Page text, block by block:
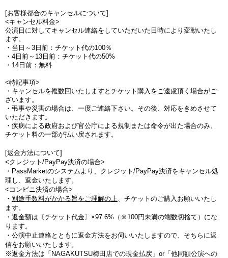
[お客様都合のキャンセルについて]
<キャンセル料金>
公演日に対してキャンセル連絡をしていただいた日時により変動いたし
ます。
・当日～3日前：チケット代の100％
・4日前～13日前：チケット代の50%
・14日前：無料
<特記事項>
・キャンセルを複数回いたしますとチケット購入をご遠慮頂く場合がご
ざいます。
・弔事や災害の場合は、一度ご連絡下さい。その後、対応をきめさせて
いただきます。
・疾病による政府および官公庁による規制または命令が出た場合のみ、
チケット料の一部が払い戻されます。
[返金方法について]
<クレジット/PayPay決済の場合>
・PassMarketのシステムより、クレジット/PayPay決済をキャンセル処
理し、返金いたします。
<コンビニ決済の場合>
・ 別途手数料がかかる旨をご理解の上、チケットのご購入お願いいたし
ます。
・ 返金額は〔チケット代金〕×97.6%（※100円未満の端数切捨て ）にな
ります。
・公演中止連絡とともに返金方法をお伺いいたしますので、そちらに返
信をお願いいたします。
※返金方法は「NAGAKUTSU梅田店での現金払戻」or「他同額公演への